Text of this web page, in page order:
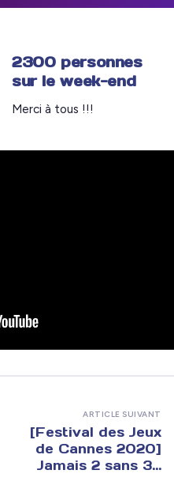
2300 personnes
sur le week-end
Merci à tous !!!
ARTICLE SUIVANT
[Festival des Jeux
de Cannes 2020]
Jamais 2 sans 3…